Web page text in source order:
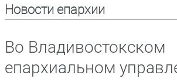
Новости епархии
Во Владивостокском
епархиальном